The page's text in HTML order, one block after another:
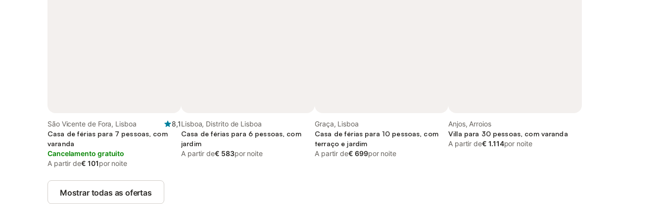
São Vicente de Fora, Lisboa
8,1
Casa de férias para 7 pessoas, com
varanda
Cancelamento gratuito
A partir de€ 101por noite
Lisboa, Distrito de Lisboa
Casa de férias para 6 pessoas, com
jardim
A partir de€ 583por noite
Graça, Lisboa
Casa de férias para 10 pessoas, com
terraço e jardim
A partir de€ 699por noite
Anjos, Arroios
Villa para 30 pessoas, com varanda
A partir de€ 1.114por noite
Mostrar todas as ofertas